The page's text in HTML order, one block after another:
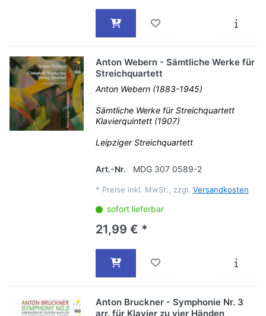
Anton Webern - Sämtliche Werke für
Streichquartett
Anton Webern (1883-1945)
Sämtliche Werke für Streichquartett
Klavierquintett (1907)
Leipziger Streichquartett
Art.-Nr. MDG 307 0589-2
* Preise inkl. MwSt., zzgl. Versandkosten
sofort lieferbar
21,99 € *
Anton Bruckner - Symphonie Nr. 3
arr. für Klavier zu vier Händen